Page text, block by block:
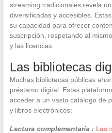
streaming tradicionales revela
diversificadas y accesibles.
su capacidad para ofrecer
suscripción, respetando al
y las licencias.
Las bibliotecas
Muchas bibliotecas públicas
préstamo digital. Estas
acceder a un vasto catálogo de
y libros electrónicos:
Lectura complementaria : Las